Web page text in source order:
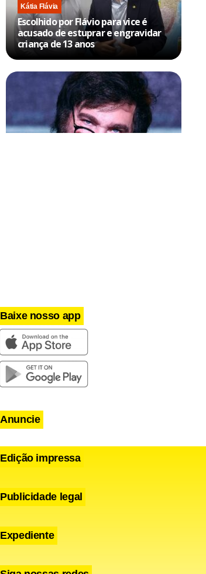
Kátia Flávia
Escolhido por Flávio para vice é
acusado de estuprar e engravidar
criança de 13 anos
Baixe nosso app
Anuncie
Edição impressa
Publicidade legal
Expediente